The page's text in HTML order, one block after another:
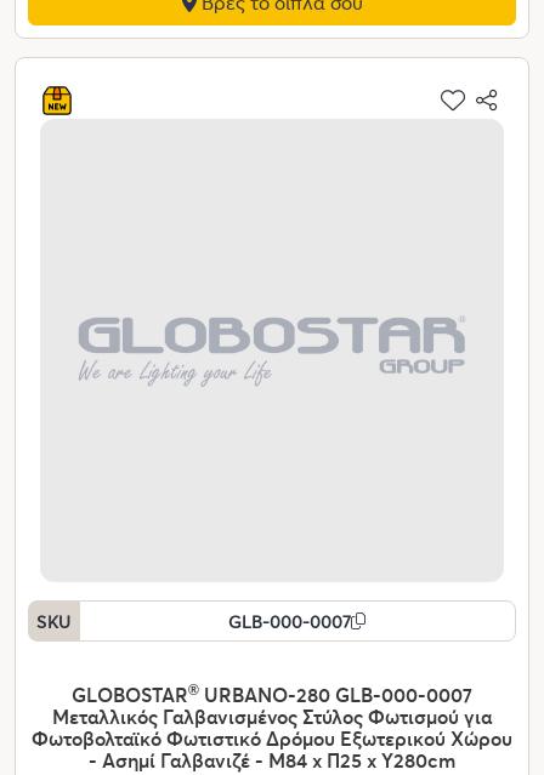
SKU GLB-000-0007
GLOBOSTAR® URBANO-280 GLB-000-0007
Μεταλλικός Γαλβανισμένος Στύλος Φωτισμού για
Φωτοβολταϊκό Φωτιστικό Δρόμου Εξωτερικού Χώρου
- Ασημί Γαλβανιζέ - Μ84 x Π25 x Υ280cm